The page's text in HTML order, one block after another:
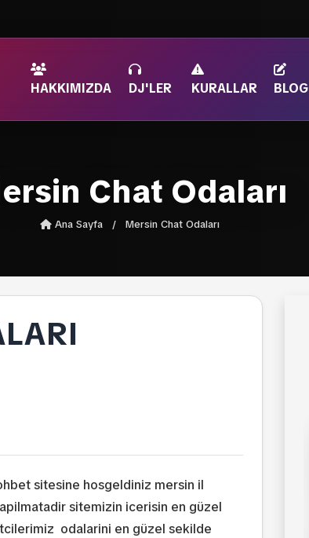
HAKKIMIZDA DJ'LER KURALLAR BLOG
Chat Odaları
Ana Sayfa / Mersin Chat Odaları
sitesine hosgeldiniz mersin il
sitemizin icerisin en güzel
odalarini en güzel sekilde